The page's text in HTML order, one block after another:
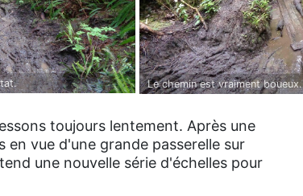
Le chemin est vraiment boueux.
toujours lentement. Après une
en vue d'une grande passerelle sur
une nouvelle série d'échelles pour